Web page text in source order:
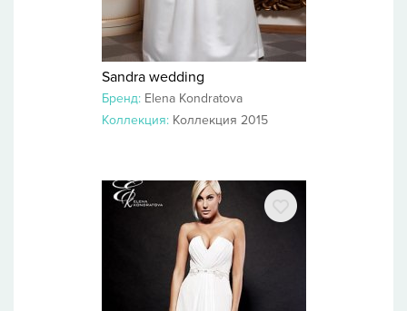
Sandra wedding
Бренд: Elena Kondratova
Коллекция: Коллекция 2015